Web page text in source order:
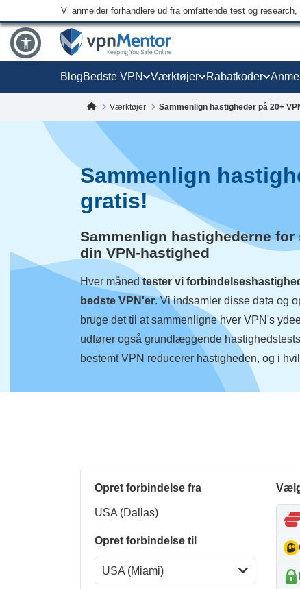
Vi anmelder forhandlere ud fra omfattende test og
BlogBedste VPN Værktøjer Rabatkoder
Værktøjer Sammenlign hastigheder på 20+
Sammenlign
gratis!
Sammenlign hastighederne
din VPN-hastighed
Hver måned tester vi
bedste VPN'er. Vi indsamler disse data og
bruge det til at sammenligne hver VPN's
udfører også grundlæggende
bestemt VPN reducerer hastigheden, og i
Opret forbindelse fra
USA (Dallas)
Opret forbindelse til
USA (Miami)